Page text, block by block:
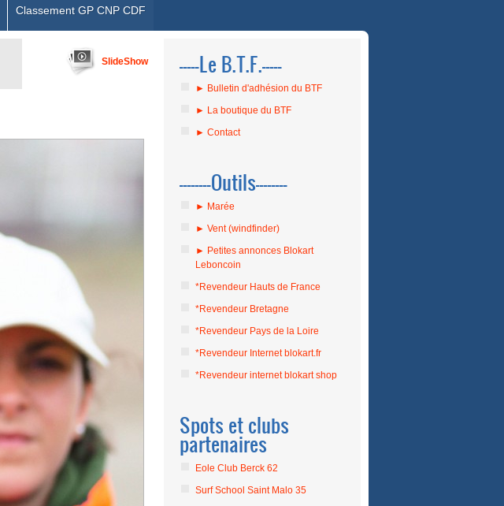
Classement GP CNP CDF
SlideShow -----Le B.T.F.-----
► Bulletin d'adhésion du BTF
► La boutique du BTF
► Contact
--------Outils--------
► Marée
► Vent (windfinder)
► Petites annonces Blokart
Leboncoin
*Revendeur Hauts de France
*Revendeur Bretagne
*Revendeur Pays de la Loire
*Revendeur Internet blokart.fr
*Revendeur internet blokart shop
Spots et clubs
partenaires
Eole Club Berck 62
Surf School Saint Malo 35